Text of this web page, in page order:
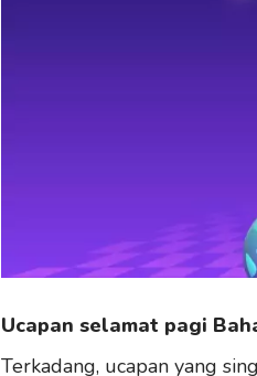
Ucapan selamat pagi
Terkadang, ucapan yang